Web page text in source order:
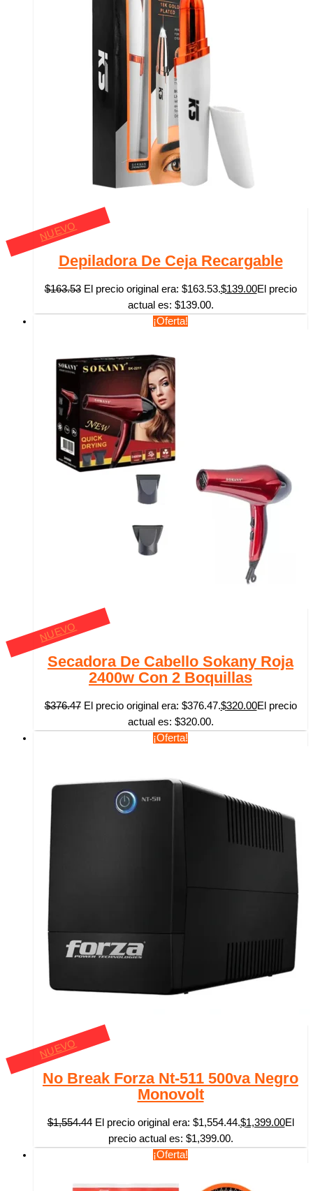
NUEVO
Depiladora De Ceja Recargable
$163.53 El precio original era: $163.53.$139.00El precio
actual es: $139.00.
¡Oferta!
NUEVO
Secadora De Cabello Sokany Roja
2400w Con 2 Boquillas
$376.47 El precio original era: $376.47.$320.00El precio
actual es: $320.00.
¡Oferta!
NUEVO
No Break Forza Nt-511 500va Negro
Monovolt
$1,554.44 El precio original era: $1,554.44.$1,399.00El
precio actual es: $1,399.00.
¡Oferta!